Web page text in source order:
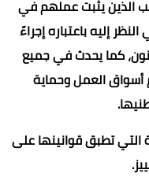
الذين يثبت عملهم في
إليه باعتباره إجراءً
كما يحدث في جميع
أسواق العمل وحماية
التي تطبق قوانينها على